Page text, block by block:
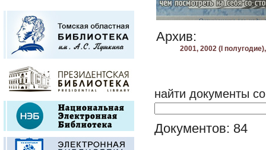
Архив:
2001, 2002 (I полугодие),
найти документы
Документов: 84